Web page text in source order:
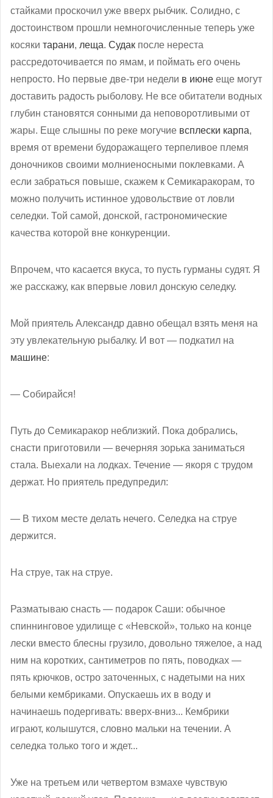
стайками проскочил уже вверх рыбчик. Солидно, с
достоинством прошли немногочисленные теперь уже
косяки тарани, леща. Судак после нереста
рассредоточивается по ямам, и поймать его очень
непросто. Но первые две-три недели в июне еще могут
доставить радость рыболову. Не все обитатели водных
глубин становятся сонными да неповоротливыми от
жары. Еще слышны по реке могучие всплески карпа,
время от времени будоражащего терпеливое племя
доночников своими молниеносными поклевками. А
если забраться повыше, скажем к Семикаракорам, то
можно получить истинное удовольствие от ловли
селедки. Той самой, донской, гастрономические
качества которой вне конкуренции.
Впрочем, что касается вкуса, то пусть гурманы судят. Я
же расскажу, как впервые ловил донскую селедку.
Мой приятель Александр давно обещал взять меня на
эту увлекательную рыбалку. И вот — подкатил на
машине:
— Собирайся!
Путь до Семикаракор неблизкий. Пока добрались,
снасти приготовили — вечерняя зорька заниматься
стала. Выехали на лодках. Течение — якоря с трудом
держат. Но приятель предупредил:
— В тихом месте делать нечего. Селедка на струе
держится.
На струе, так на струе.
Разматываю снасть — подарок Саши: обычное
спиннинговое удилище с «Невской», только на конце
лески вместо блесны грузило, довольно тяжелое, а над
ним на коротких, сантиметров по пять, поводках —
пять крючков, остро заточенных, с надетыми на них
белыми кембриками. Опускаешь их в воду и
начинаешь подергивать: вверх-вниз... Кембрики
играют, колышутся, словно мальки на течении. А
селедка только того и ждет...
Уже на третьем или четвертом взмахе чувствую